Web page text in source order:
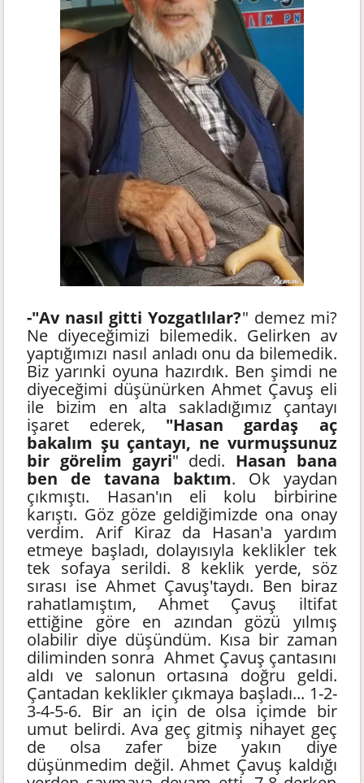
-"Av nasıl gitti Yozgatlılar?" demez mi?
Ne diyeceğimizi bilemedik. Gelirken av
yaptığımızı nasıl anladı onu da bilemedik.
Biz yarınki oyuna hazırdık. Ben şimdi ne
diyeceğimi düşünürken Ahmet Çavuş eli
ile bizim en alta sakladığımız çantayı
işaret ederek, "Hasan gardaş aç
bakalım şu çantayı, ne vurmuşsunuz
bir görelim gayri" dedi. Hasan bana
ben de tavana baktım. Ok yaydan
çıkmıştı. Hasan'ın eli kolu birbirine
karıştı. Göz göze geldiğimizde ona onay
verdim. Arif Kiraz da Hasan'a yardım
etmeye başladı, dolayısıyla keklikler tek
tek sofaya serildi. 8 keklik yerde, söz
sırası ise Ahmet Çavuş'taydı. Ben biraz
rahatlamıştım, Ahmet Çavuş iltifat
ettiğine göre en azından gözü yılmış
olabilir diye düşündüm. Kısa bir zaman
diliminden sonra Ahmet Çavuş çantasını
aldı ve salonun ortasına doğru geldi.
Çantadan keklikler çıkmaya başladı... 1-2-
3-4-5-6. Bir an için de olsa içimde bir
umut belirdi. Ava geç gitmiş nihayet geç
de olsa zafer bize yakın diye
düşünmedim değil. Ahmet Çavuş kaldığı